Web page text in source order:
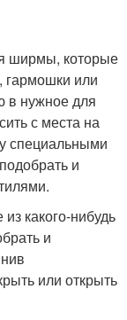
ширмы, которые
гармошки или
в нужное для
с места на
специальными
и
какого-нибудь
и
или открыть